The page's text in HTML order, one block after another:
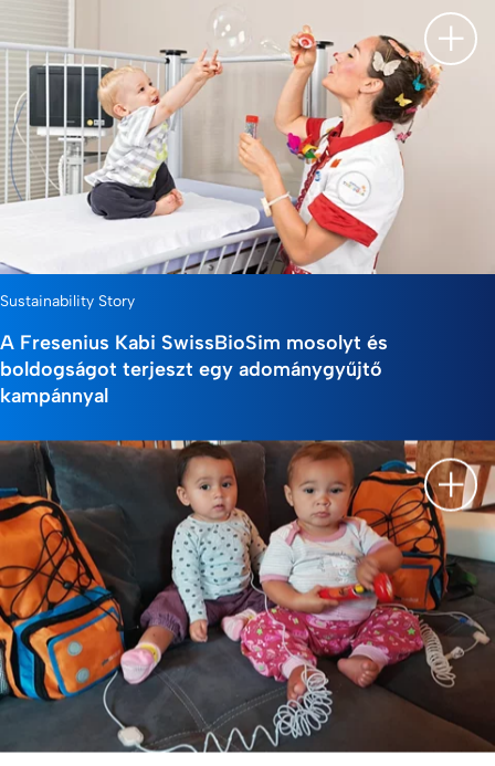
Sustainability Story
A Fresenius Kabi SwissBioSim mosolyt és
boldogságot terjeszt egy adománygyűjtő
kampánnyal